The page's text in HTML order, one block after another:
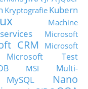
Kryptografie Kubern
Machine
Microsoft
CRM
Microsoft
Microsoft Test
MSI
Multi-
MySQL
Nano